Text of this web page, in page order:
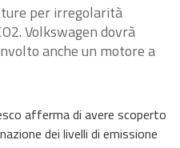
per irregolarità
Volkswagen dovrà
anche un motore a
afferma di avere scoperto
dei livelli di emissione